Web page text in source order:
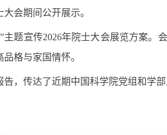
大会期间公开展示。
主题宣传2026年院士大会展览方案。
品格与家国情怀。
告， 传达了近期中国科学院党组和学